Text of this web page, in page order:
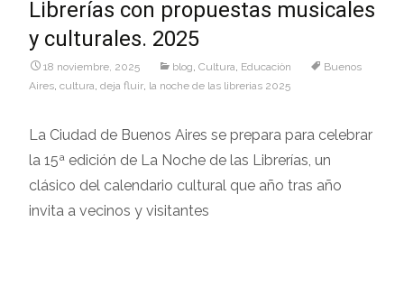
Librerías con propuestas musicales
y culturales. 2025
18 noviembre, 2025 blog, Cultura, Educaciòn
Buenos
Aires, cultura, deja fluir, la noche de las librerias 2025
La Ciudad de Buenos Aires se prepara para celebrar
la 15ª edición de La Noche de las Librerías, un
clásico del calendario cultural que año tras año
invita a vecinos y visitantes